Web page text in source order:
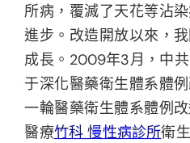
所病，覆滅了天花等沾
進步。改造開放以來，
成長。2009年3月，中
于深化醫藥衛生體系體
一輪醫藥衛生體系體例
醫療竹科 慢性病診所衛